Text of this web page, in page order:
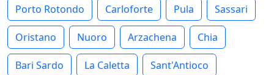
Porto Rotondo Carloforte Pula Sassari
Oristano Nuoro Arzachena Chia
Bari Sardo La Caletta Sant'Antioco